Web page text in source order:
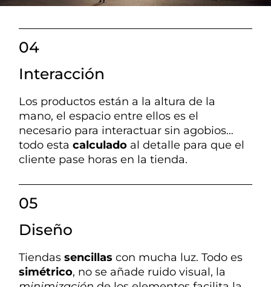
04
Interacción
Los productos están a la altura de la
mano, el espacio entre ellos es el
necesario para interactuar sin agobios…
todo estacalculado al detalle para que el
cliente pase horas en la tienda.
05
Diseño
Tiendassencillas con mucha luz. Todo es
simétrico, no se añade ruido visual, la